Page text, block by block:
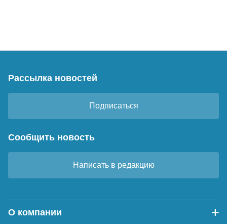
Рассылка новостей
Подписаться
Сообщить новость
Написать в редакцию
О компании